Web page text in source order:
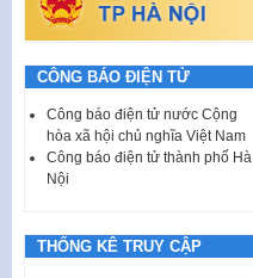
CÔNG BÁO ĐIỆN TỬ
Công báo điện tử nước Cộng
hòa xã hội chủ nghĩa Việt Nam
Công báo điện tử thành phố Hà
Nội
THỐNG KÊ TRUY CẬP